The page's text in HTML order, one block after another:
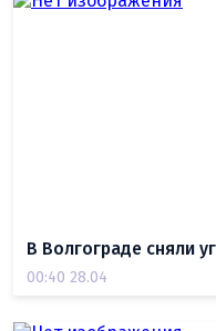
В Волгограде сняли
00:40 28.04